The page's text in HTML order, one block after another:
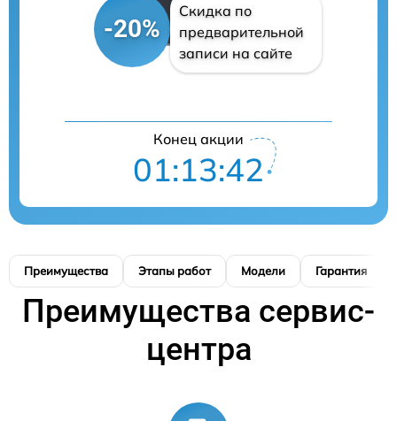
-20%
Скидка по
предварительной
записи на сайте
Конец акции
01:13:41
Преимущества Этапы работ Модели Гарантия
Преимущества сервис-
центра